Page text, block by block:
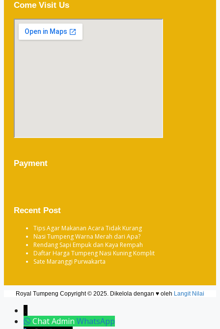
Come Visit Us
Payment
Recent Post
Tips Agar Makanan Acara Tidak Kurang
Nasi Tumpeng Warna Merah dari Apa?
Rendang Sapi Empuk dan Kaya Rempah
Daftar Harga Tumpeng Nasi Kuning Komplit
Sate Maranggi Purwakarta
Royal Tumpeng Copyright © 2025. Dikelola dengan ♥ oleh Langit Nilai
↓
Chat Admin WhatsApp